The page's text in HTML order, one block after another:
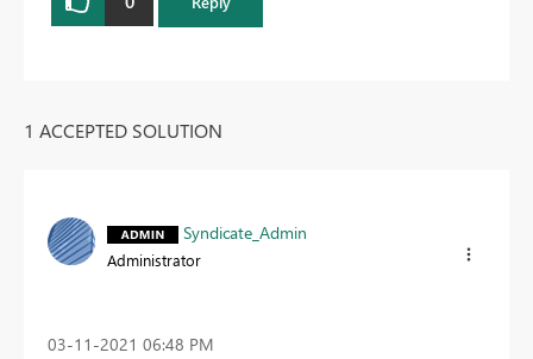
1 ACCEPTED SOLUTION
Syndicate_Admin
Administrator
‎03-11-2021 06:48 PM